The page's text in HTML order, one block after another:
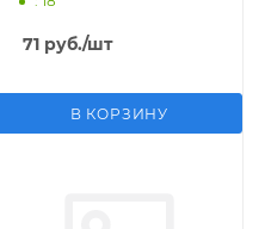
71 руб./шт
В КОРЗИНУ